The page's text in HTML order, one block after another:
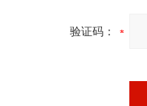
验证码：